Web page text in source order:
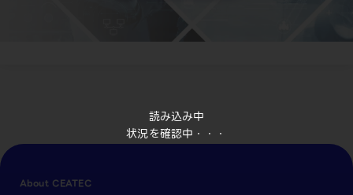
読み込み中
状況を確認中・・・
About CEATEC